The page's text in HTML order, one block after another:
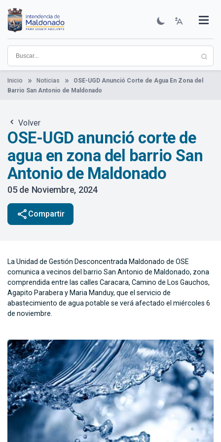
contenido
principal
Institucional
Municipios
Descubre Maldonado
Comunicación
Servicios
Guía De Trámites
Ver Noticias
Inicio Noticias
OSE-UGD Anunció Corte de Agua En Zona del
Barrio San Antonio de Maldonado
Volver
OSE-UGD anunció corte de
agua en zona del barrio San
Antonio de Maldonado
05 de Noviembre, 2024
share Compartir
La Unidad de Gestión Desconcentrada Maldonado de OSE
comunica a vecinos del barrio San Antonio de Maldonado, zona
comprendida entre las calles Caracara, Camino de Los Gauchos,
Agapito Parabera y Maria Manduy, que el servicio de
abastecimiento de agua potable se verá afectado el miércoles 6
de noviembre.